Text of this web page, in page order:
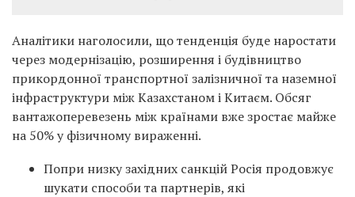
Аналітики наголосили, що тенденція буде наростати
через модернізацію, розширення і будівництво
прикордонної транспортної залізничної та наземної
інфраструктури між Казахстаном і Китаєм. Обсяг
вантажоперевезень між країнами вже зростає майже
на 50% у фізичному вираженні.
Попри низку західних санкцій Росія продовжує
шукати способи та партнерів, які